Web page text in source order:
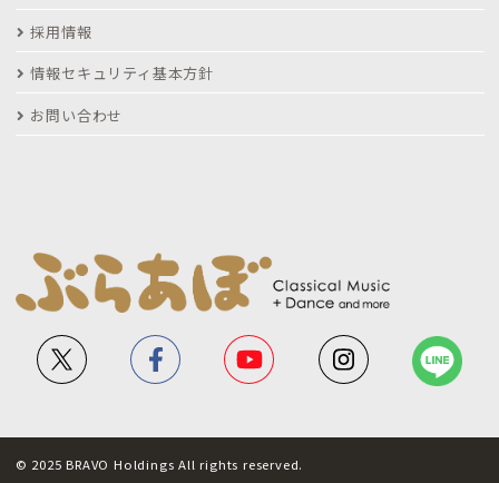
採用情報
情報セキュリティ基本方針
お問い合わせ
© 2025 BRAVO Holdings All rights reserved.